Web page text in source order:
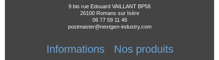
9 bis rue Edouard VAILLANT BP58
26100 Romans sur Isère
06 77 59 11 48
postmaster@nextgen-industry.com
Informations Nos produits